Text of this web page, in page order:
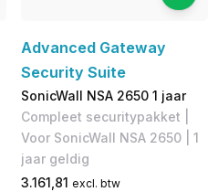
Advanced Gateway
Security Suite
SonicWall NSA 2650 1 jaar
Compleet securitypakket |
Voor SonicWall NSA 2650 | 1
jaar geldig
3.161,81 excl. btw